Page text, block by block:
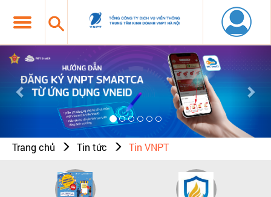
Previous
Trang chủ Tin tức Tin VNPT